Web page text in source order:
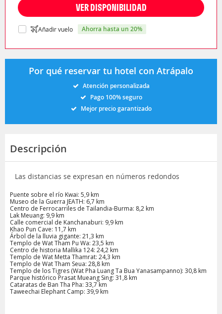
VER DISPONIBILIDAD
Añadir vuelo ahorra hasta un 20%
Por qué reservar tu hotel con Atrápalo
Atención personalizada
Pago 100% seguro
Mejor precio garantizado
Descripción
Las distancias se expresan en números redondos
Puente sobre el río Kwai: 5,9 km
Museo de la Guerra JEATH: 6,7 km
Centro de Ferrocarriles de Tailandia-Burma: 8,2 km
Lak Meuang: 9,9 km
Calle comercial de Kanchanaburi: 9,9 km
Khao Pun Cave: 11,7 km
Árbol de la lluvia gigante: 21,3 km
Templo de Wat Tham Pu Wa: 23,5 km
Centro de historia Mallika 124: 24,2 km
Templo de Wat Metta Thamrat: 24,3 km
Templo de Wat Tham Seua: 28,8 km
Templo de los Tigres (Wat Pha Luang Ta Bua Yanasampanno): 30,8 km
Parque histórico Prasat Mueang Sing: 31,8 km
Cataratas de Ban Tha Pha: 33,7 km
Taweechai Elephant Camp: 39,9 km